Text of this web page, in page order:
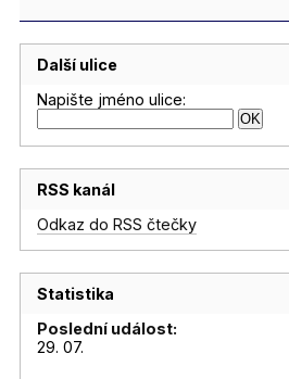
Další ulice
Napište jméno ulice:
RSS kanál
Odkaz do RSS čtečky
Statistika
Poslední událost:
29. 07.